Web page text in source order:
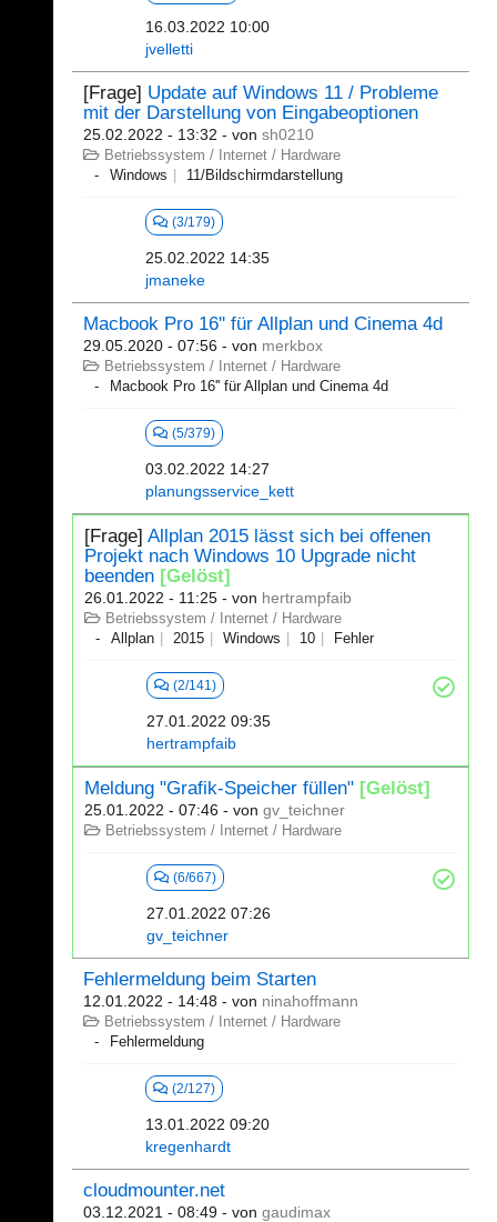
16.03.2022 10:00
jvelletti
[Frage] Update auf Windows 11 / Probleme
mit der Darstellung von Eingabeoptionen
25.02.2022 - 13:32 - von sh0210
Betriebssystem / Internet / Hardware
Windows
11/Bildschirmdarstellung
(3/179)
25.02.2022 14:35
jmaneke
Macbook Pro 16'' für Allplan und Cinema 4d
29.05.2020 - 07:56 - von merkbox
Betriebssystem / Internet / Hardware
Macbook Pro 16'' für Allplan und Cinema 4d
(5/379)
03.02.2022 14:27
planungsservice_kett
[Frage] Allplan 2015 lässt sich bei offenen
Projekt nach Windows 10 Upgrade nicht
beenden [Gelöst]
26.01.2022 - 11:25 - von hertrampfaib
Betriebssystem / Internet / Hardware
Allplan
2015 Windows 10 Fehler
(2/141)
27.01.2022 09:35
hertrampfaib
Meldung "Grafik-Speicher füllen" [Gelöst]
25.01.2022 - 07:46 - von gv_teichner
Betriebssystem / Internet / Hardware
(6/667)
27.01.2022 07:26
gv_teichner
Fehlermeldung beim Starten
12.01.2022 - 14:48 - von ninahoffmann
Betriebssystem / Internet / Hardware
Fehlermeldung
(2/127)
13.01.2022 09:20
kregenhardt
cloudmounter.net
03.12.2021 - 08:49 - von gaudimax